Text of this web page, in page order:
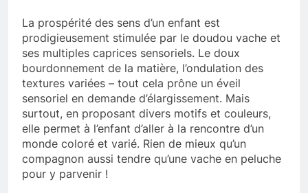
La prospérité des sens d’un enfant est
prodigieusement stimulée par le doudou vache et
ses multiples caprices sensoriels. Le doux
bourdonnement de la matière, l’ondulation des
textures variées – tout cela prône un éveil
sensoriel en demande d’élargissement. Mais
surtout, en proposant divers motifs et couleurs,
elle permet à l’enfant d’aller à la rencontre d’un
monde coloré et varié. Rien de mieux qu’un
compagnon aussi tendre qu’une vache en peluche
pour y parvenir !